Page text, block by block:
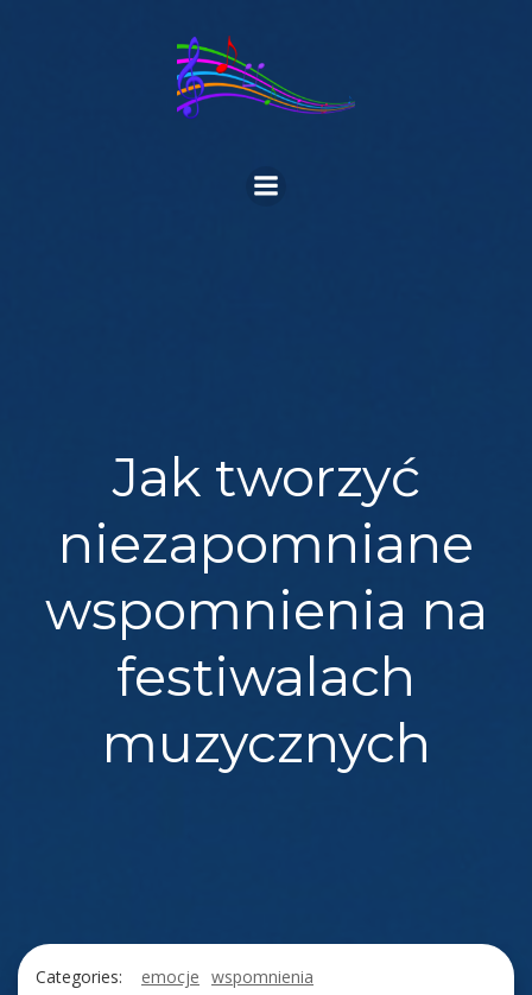
content
Jak tworzyć
niezapomniane
wspomnienia na
festiwalach
muzycznych
Categories: emocje wspomnienia